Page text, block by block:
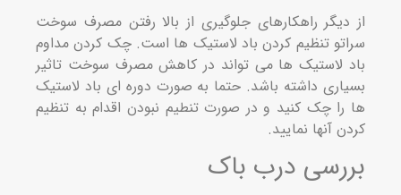
راهکارهای جلوگیری از بالا رفتن مصرف سوخت
تنظیم کردن باد لاستیک ها است. چک کردن مداوم
لاستیک ها می تواند در کاهش مصرف سوخت تاثیر
داشته باشد. حتما به صورت دوره ای باد لاستیک
چک کنید و در صورت تنطیم نبودن اقدام به تنظیم
آنها نمایید.
درب باک